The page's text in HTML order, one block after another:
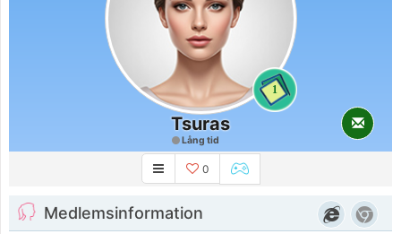
1
Tsuras
Lång tid
0
Medlemsinformation